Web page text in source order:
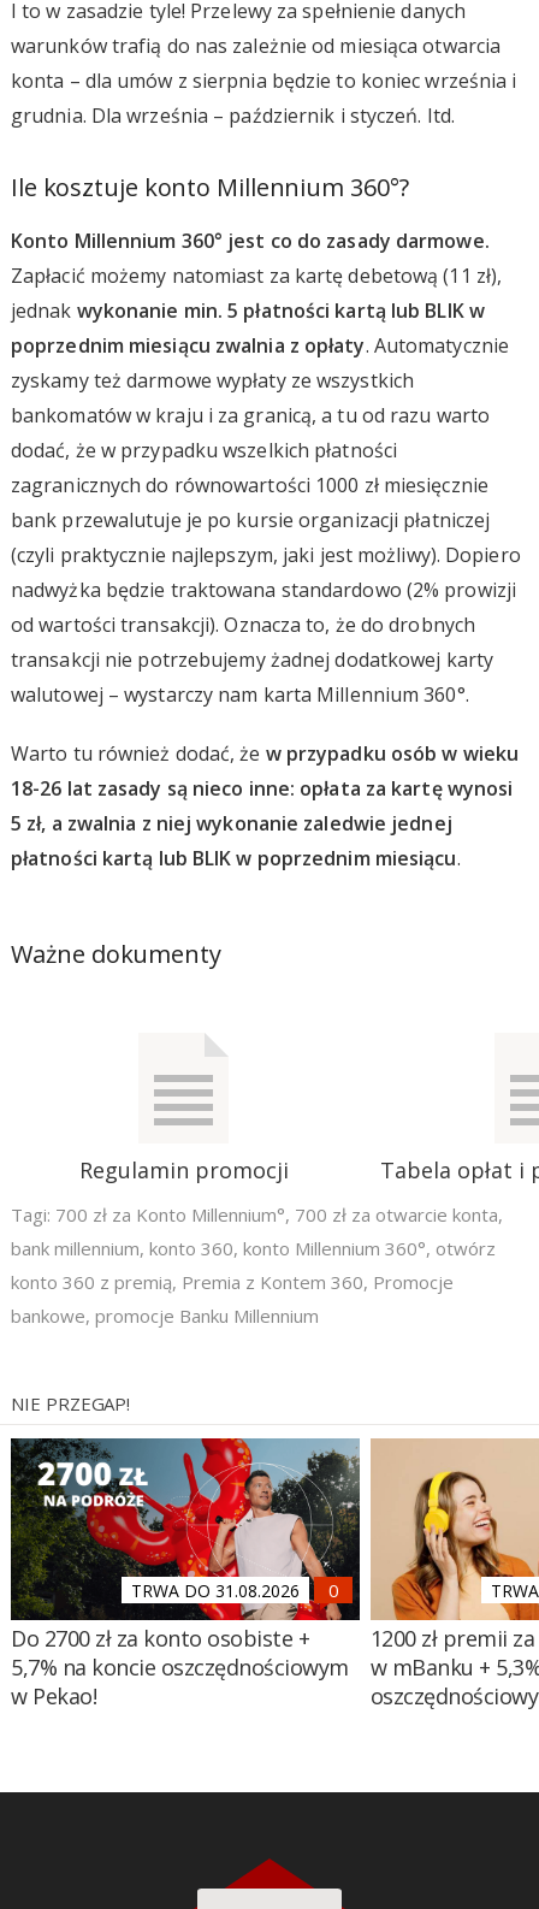
I to w zasadzie tyle! Przelewy za spełnienie danych
warunków trafią do nas zależnie od miesiąca otwarcia
konta – dla umów z sierpnia będzie to koniec września i
grudnia. Dla września – październik i styczeń. Itd.
Ile kosztuje konto Millennium 360°?
Konto Millennium 360° jest co do zasady darmowe.
Zapłacić możemy natomiast za kartę debetową (11 zł),
jednak wykonanie min. 5 płatności kartą lub BLIK w
poprzednim miesiącu zwalnia z opłaty. Automatycznie
zyskamy też darmowe wypłaty ze wszystkich
bankomatów w kraju i za granicą, a tu od razu warto
dodać, że w przypadku wszelkich płatności
zagranicznych do równowartości 1000 zł miesięcznie
bank przewalutuje je po kursie organizacji płatniczej
(czyli praktycznie najlepszym, jaki jest możliwy). Dopiero
nadwyżka będzie traktowana standardowo (2% prowizji
od wartości transakcji). Oznacza to, że do drobnych
transakcji nie potrzebujemy żadnej dodatkowej karty
walutowej – wystarczy nam karta Millennium 360°.
Warto tu również dodać, że w przypadku osób w wieku
18-26 lat zasady są nieco inne: opłata za kartę wynosi
5 zł, a zwalnia z niej wykonanie zaledwie jednej
płatności kartą lub BLIK w poprzednim miesiącu.
Ważne dokumenty
Regulamin promocji Tabela opłat i
Tagi: 700 zł za Konto Millennium°, 700 zł za otwarcie konta,
bank millennium, konto 360, konto Millennium 360°, otwórz
konto 360 z premią, Premia z Kontem 360, Promocje
bankowe, promocje Banku Millennium
NIE PRZEGAP!
TRWA DO 31.08.2026
Do 2700 zł za konto osobiste +
5,7% na koncie oszczędnościowym
w Pekao!
1200 zł premii
w mBanku +